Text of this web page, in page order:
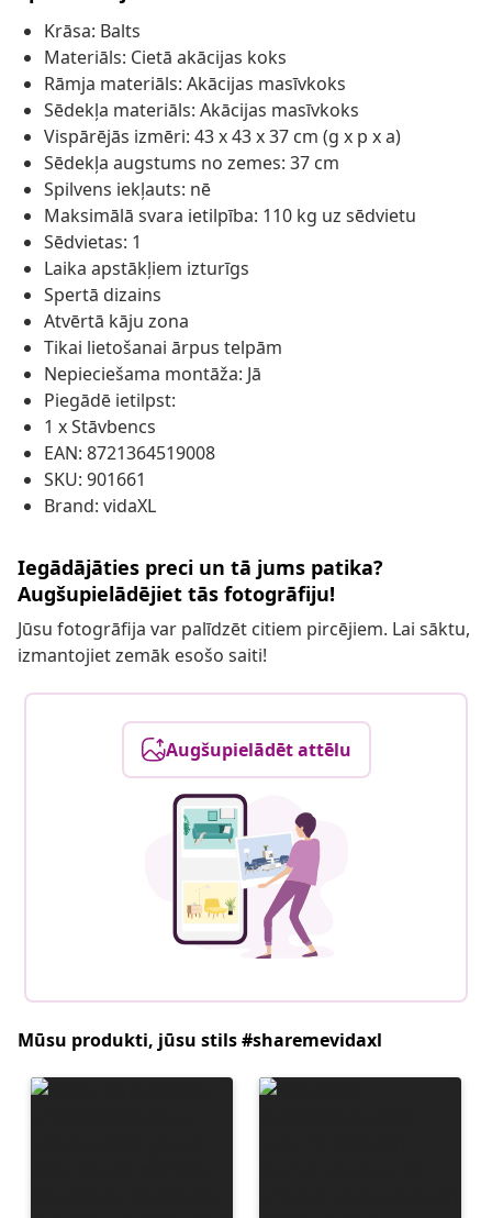
Krāsa: Balts
Materiāls: Cietā akācijas koks
Rāmja materiāls: Akācijas masīvkoks
Sēdekļa materiāls: Akācijas masīvkoks
Vispārējās izmēri: 43 x 43 x 37 cm (g x p x a)
Sēdekļa augstums no zemes: 37 cm
Spilvens iekļauts: nē
Maksimālā svara ietilpība: 110 kg uz sēdvietu
Sēdvietas: 1
Laika apstākļiem izturīgs
Spertā dizains
Atvērtā kāju zona
Tikai lietošanai ārpus telpām
Nepieciešama montāža: Jā
Piegādē ietilpst:
1 x Stāvbencs
EAN: 8721364519008
SKU: 901661
Brand: vidaXL
Iegādājāties preci un tā jums patika?
Augšupielādējiet tās fotogrāfiju!
Jūsu fotogrāfija var palīdzēt citiem pircējiem. Lai sāktu,
izmantojiet zemāk esošo saiti!
Augšupielādēt attēlu
Mūsu produkti, jūsu stils #sharemevidaxl